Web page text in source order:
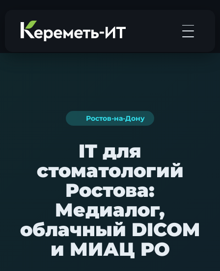
Ростов-на-Дону
IT для
стоматологий
Ростова:
Медиалог,
облачный DICOM
и МИАЦ РО